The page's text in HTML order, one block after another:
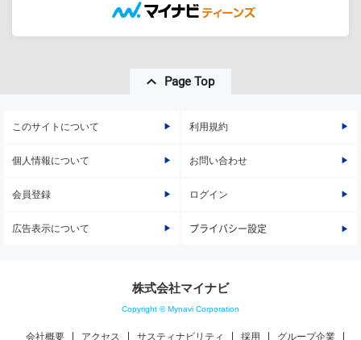
Page Top
このサイトについて 利用規約
個人情報について お問い合わせ
会員登録 ログイン
広告表示について プライバシー設定
株式会社マイナビ
Copyright © Mynavi Corporation
会社概要 アクセス サスティナビリティ 採用 グループ企業